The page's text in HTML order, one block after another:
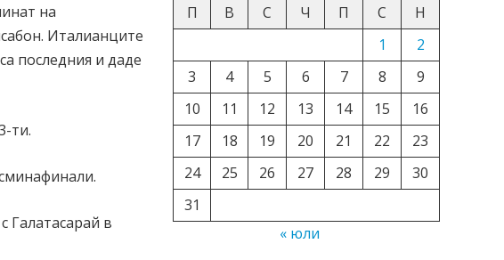
на
Италианците
последния и даде
ти.
Галатасарай в
П
В С Ч П С
Н
1
2
3
4 5 6 7 8
9
10
11 12 13 14 15
16
17
18 19 20 21 22
23
24
25 26 27 28 29
30
31
« юли